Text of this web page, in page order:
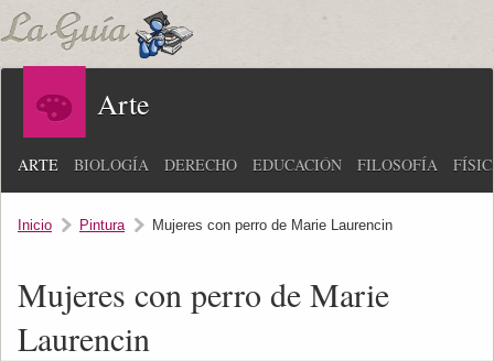
Arte
ARTE BIOLOGÍA DERECHO EDUCACIÓN FILOSOFÍA
Inicio Pintura Mujeres con perro de Marie Laurencin
Mujeres con perro de Marie
Laurencin